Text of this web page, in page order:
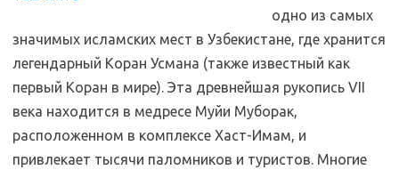
одно из самых
значимых исламских мест в Узбекистане, где хранится
легендарный Коран Усмана (также известный как
первый Коран в мире). Эта древнейшая рукопись VII
века находится в медресе Муйи Муборак,
расположенном в комплексе Хаст-Имам, и
привлекает тысячи паломников и туристов. Многие